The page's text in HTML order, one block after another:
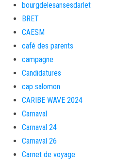
bourgdelesansesdarlet
BRET
CAESM
café des parents
campagne
Candidatures
cap salomon
CARIBE WAVE 2024
Carnaval
Carnaval 24
Carnaval 26
Carnet de voyage